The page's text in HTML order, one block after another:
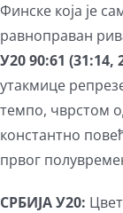
Финске која је
равноправан
У20 90:61 (31:14,
утакмице
темпо, чврстом
константно
првог
СРБИЈА У20: